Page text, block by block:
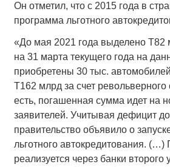
Он отметил, что с 2015 года в
программа льготного
«До мая 2021 года выделено Т82
на 31 марта текущего года на
приобретены 30 тыс.
Т162 млрд за счет револьверного
есть, погашенная сумма идет на
заявителей. Учитывая дефицит
правительство объявило о
льготного автокредитования.
реализуется через банки